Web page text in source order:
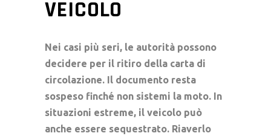
VEICOLO
Nei casi più seri, le autorità possono
decidere per il ritiro della carta di
circolazione. Il documento resta
sospeso finché non sistemi la moto. In
situazioni estreme, il veicolo può
anche essere sequestrato. Riaverlo